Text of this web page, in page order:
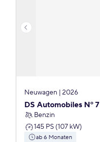
Neuwagen | 2026
DS Automobiles Nº 7
Benzin
145 PS (107 kW)
ab 6 Monaten